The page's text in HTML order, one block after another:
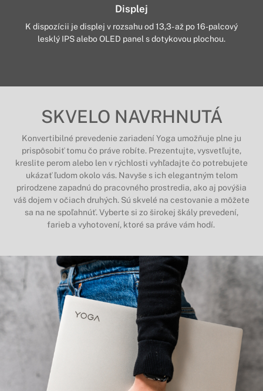
Displej
K dispozícii je displej v rozsahu od 13,3- až po 16-palcový
lesklý IPS alebo OLED panel s dotykovou plochou.
SKVELO NAVRHNUTÁ
Konvertibilné prevedenie zariadení Yoga umožňuje plne ju
prispôsobiť tomu čo práve robíte. Prezentujte, vysvetľujte,
kreslite perom alebo len v rýchlosti vyhľadajte čo potrebujete
ukázať ľudom okolo vás. Navyše s ich elegantným telom
prirodzene zapadnú do pracovného prostredia, ako aj povýšia
váš dojem v očiach druhých. Sú skvelé na cestovanie a môžete
sa na ne spoľahnúť. Vyberte si zo širokej škály prevedení,
farieb a vyhotovení, ktoré sa práve vám hodí.